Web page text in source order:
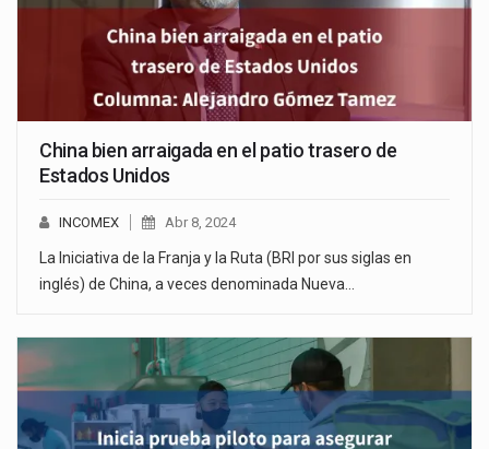
China bien arraigada en el patio trasero de
Estados Unidos
INCOMEX Abr 8, 2024
La Iniciativa de la Franja y la Ruta (BRI por sus siglas en
inglés) de China, a veces denominada Nueva…